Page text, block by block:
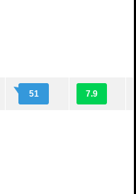
51 7.9